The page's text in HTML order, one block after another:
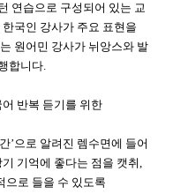
연습으로 구성되어 있는 교
국인 강사가 주요 표현을
원어민 강사가 뉘앙스와 발
합니다.
반복 듣기를 위한
’으로 알려진 렘수면에 들어
기억에 좋다는 점을 캣취,
으로 들을 수 있도록